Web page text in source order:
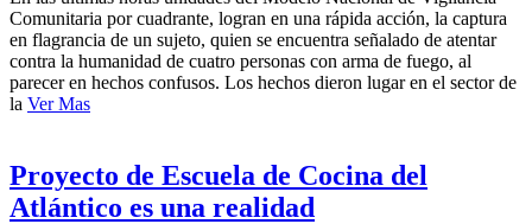
Comunitaria por cuadrante, logran en una rápida acción, la captura
en flagrancia de un sujeto, quien se encuentra señalado de atentar
contra la humanidad de cuatro personas con arma de fuego, al
parecer en hechos confusos. Los hechos dieron lugar en el sector de
la Ver Mas
Proyecto de Escuela de Cocina del
Atlántico es una realidad